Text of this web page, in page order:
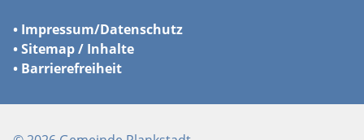
• Impressum/Datenschutz
•Sitemap / Inhalte
• Barrierefreiheit